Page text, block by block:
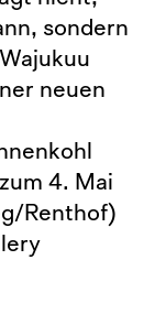
sondern
neuen
4. Mai
Renthof)